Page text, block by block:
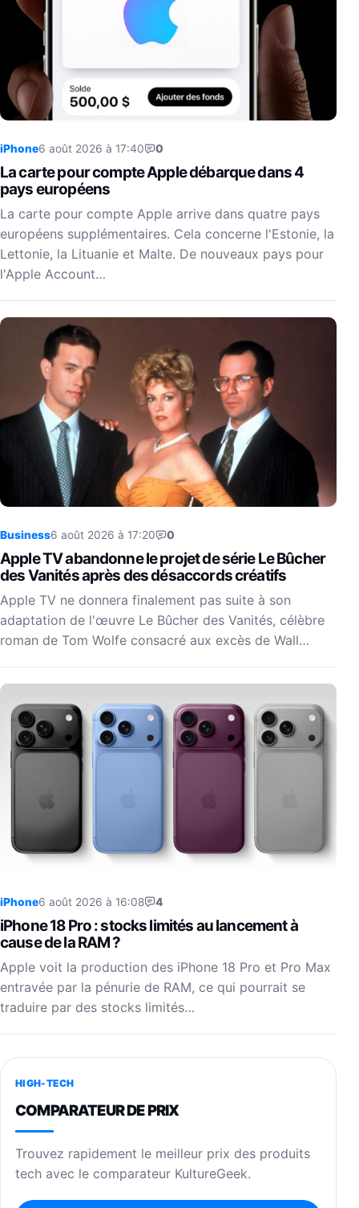
iPhone6 août 2026 à 17:40 0
La carte pour compte Apple débarque dans 4
pays européens
La carte pour compte Apple arrive dans quatre pays
européens supplémentaires. Cela concerne l'Estonie, la
Lettonie, la Lituanie et Malte. De nouveaux pays pour
l'Apple Account…
Business6 août 2026 à 17:20 0
Apple TV abandonne le projet de série Le Bûcher
des Vanités après des désaccords créatifs
Apple TV ne donnera finalement pas suite à son
adaptation de l'œuvre Le Bûcher des Vanités, célèbre
roman de Tom Wolfe consacré aux excès de Wall…
iPhone6 août 2026 à 16:08 4
iPhone 18 Pro : stocks limités au lancement à
cause de la RAM ?
Apple voit la production des iPhone 18 Pro et Pro Max
entravée par la pénurie de RAM, ce qui pourrait se
traduire par des stocks limités…
HIGH-TECH
COMPARATEUR DE PRIX
Trouvez rapidement le meilleur prix des produits
tech avec le comparateur KultureGeek.